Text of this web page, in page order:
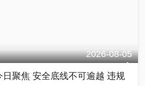
2026-08-05
日聚焦 安全底线不可逾越 违规